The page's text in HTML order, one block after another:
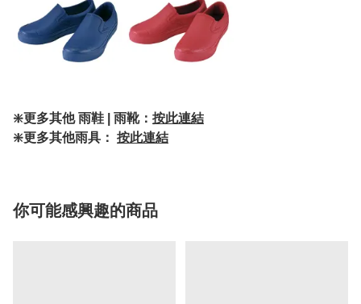
❇️更多其他 雨鞋 | 雨靴： 按此連結
❇️更多其他雨具： 按此連結
你可能感興趣的商品